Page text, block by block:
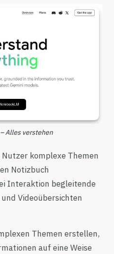
Alles verstehen
komplexe Themen
Notizbuch
Interaktion begleitende
Videoübersichten
Themen erstellen,
auf eine Weise